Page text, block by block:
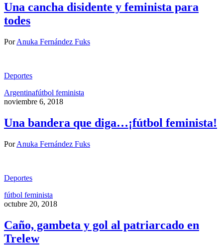
Una cancha disidente y feminista para
todes
PorAnuka Fernández Fuks
Deportes
Argentinafútbol feminista
noviembre 6, 2018
Una bandera que diga…¡fútbol feminista!
PorAnuka Fernández Fuks
Deportes
fútbol feminista
octubre 20, 2018
Caño, gambeta y gol al patriarcado en
Trelew